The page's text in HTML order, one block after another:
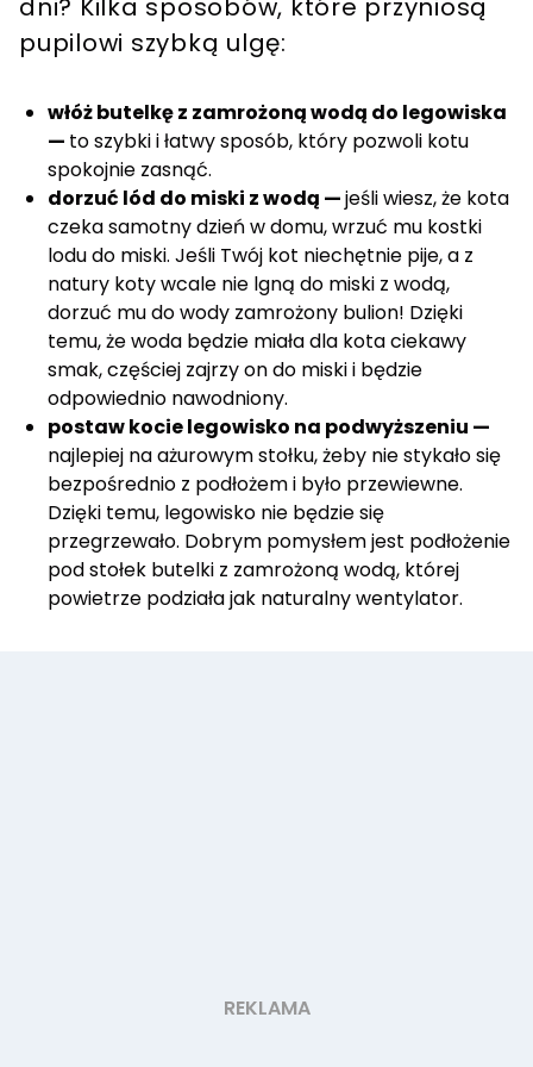
dni? Kilka sposobów, które przyniosą
pupilowi szybką ulgę:
włóż butelkę z zamrożoną wodą do legowiska
— to szybki i łatwy sposób, który pozwoli kotu
spokojnie zasnąć.
dorzuć lód do miski z wodą —jeśli wiesz, że kota
czeka samotny dzień w domu, wrzuć mu kostki
lodu do miski. Jeśli Twój kot niechętnie pije, a z
natury koty wcale nie lgną do miski z wodą,
dorzuć mu do wody zamrożony bulion! Dzięki
temu, że woda będzie miała dla kota ciekawy
smak, częściej zajrzy on do miski i będzie
odpowiednio nawodniony.
postaw kocie legowisko na podwyższeniu —
najlepiej na ażurowym stołku, żeby nie stykało się
bezpośrednio z podłożem i było przewiewne.
Dzięki temu, legowisko nie będzie się
przegrzewało. Dobrym pomysłem jest podłożenie
pod stołek butelki z zamrożoną wodą, której
powietrze podziała jak naturalny wentylator.